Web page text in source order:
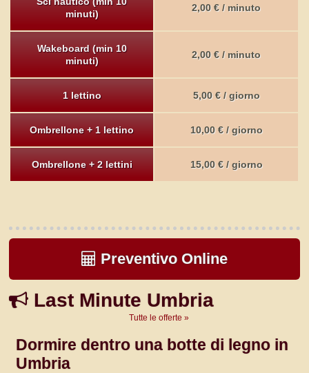
minuti)
2,00 € / minuto
Wakeboard (min 10
minuti)
2,00 € / minuto
1 lettino 5,00 € / giorno
Ombrellone + 1 lettino 10,00 € / giorno
Ombrellone + 2 lettini 15,00 € / giorno
Preventivo Online
Last Minute Umbria
Tutte le offerte »
Dormire dentro una botte di legno in
Umbria